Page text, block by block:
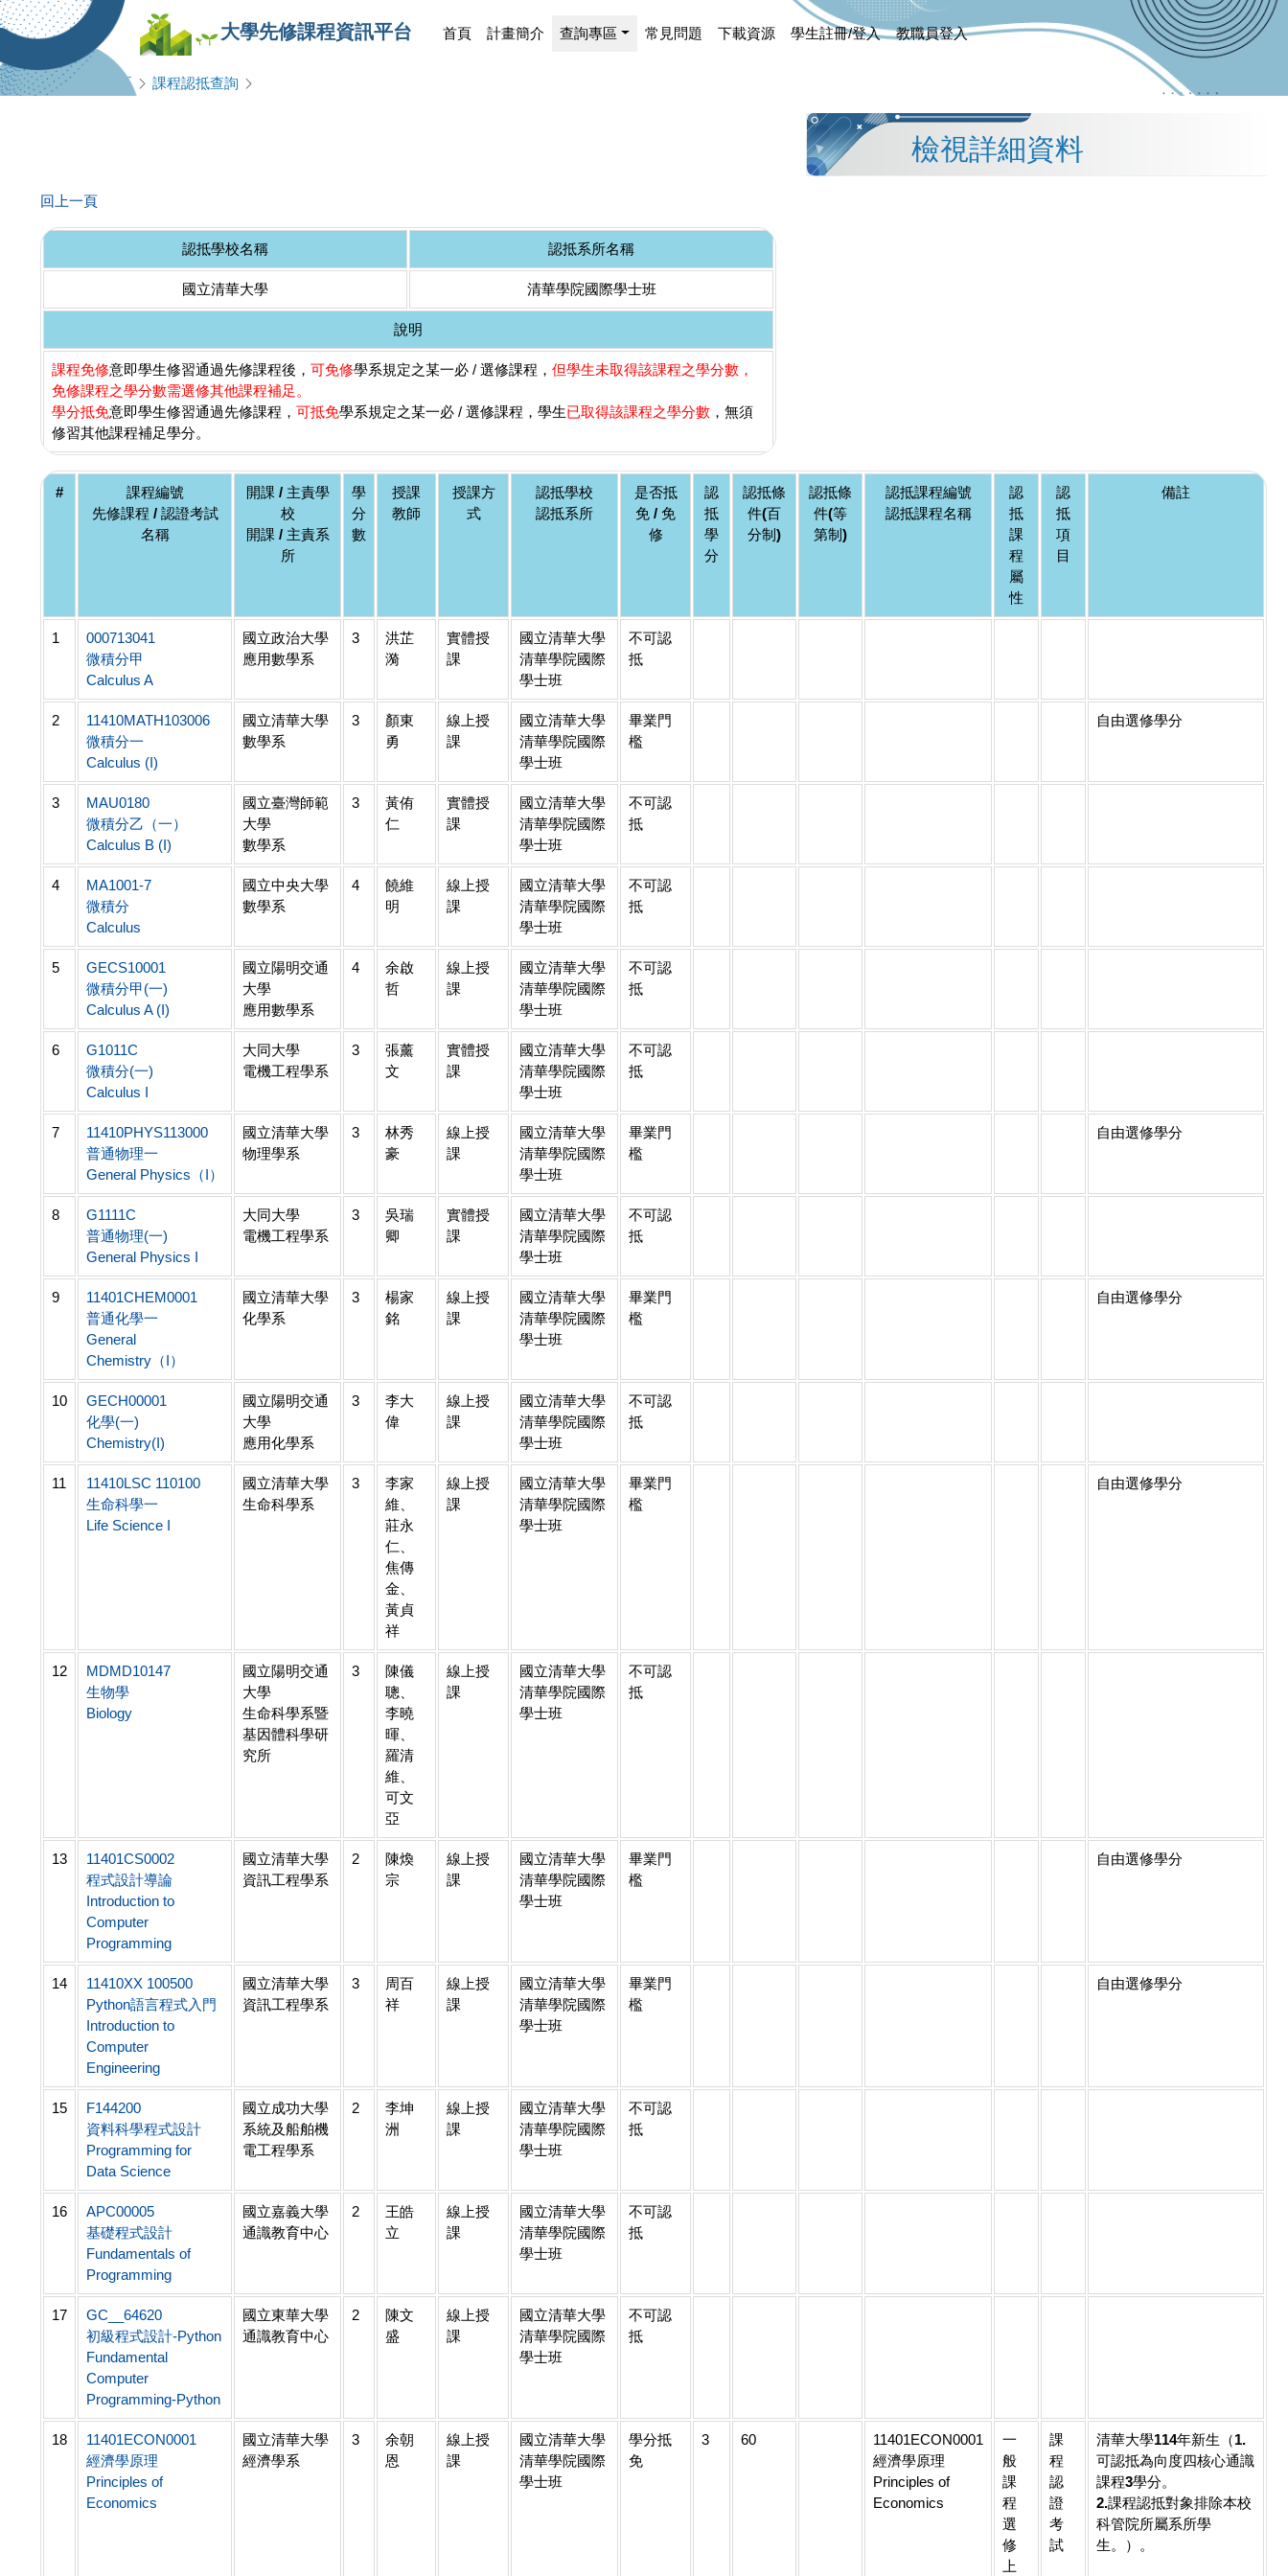
大學先修課程資訊平台 首頁 計畫簡介 查詢專區 常見問題 下載資源 學生註冊/登入 教職員登入
查詢專區 課程認抵查詢
檢視詳細資料
回上一頁
認抵學校名稱 認抵系所名稱
國立清華大學 清華學院國際學士班
說明
課程免修意即學生修習通過先修課程後， 可免修學系規定之某一必 / 選修課程， 但學生未取得該課程之學分數，
免修課程之學分數需選修其他課程補足。
學分抵免意即學生修習通過先修課程， 可抵免學系規定之某一必 / 選修課程，學生已取得該課程之學分數 ，無須
修習其他課程補足學分。
#
課程編號
先修課程 / 認證考試
名稱
開課 / 主責學
校
開課 / 主責系
所
學
分
數
授課
教師
授課方
式
認抵學校
認抵系所
是否抵
免 / 免
修
認
抵
學
分
認抵條
件(百
分制)
認抵條
件(等
第制)
認抵課程編號
認抵課程名稱
認
抵
課
程
屬
性
認
抵
項
目
備註
1
000713041
微積分甲
Calculus A
國立政治大學
應用數學系
3
洪芷
漪
實體授
課
國立清華大學
清華學院國際
學士班
不可認
抵
2
11410MATH103006
微積分一
Calculus (I)
國立清華大學
數學系
3
顏東
勇
線上授
課
國立清華大學
清華學院國際
學士班
畢業門
檻
自由選修學分
3
MAU0180
微積分乙（一）
Calculus B (I)
國立臺灣師範
大學
數學系
3
黃侑
仁
實體授
課
國立清華大學
清華學院國際
學士班
不可認
抵
4
MA1001-7
微積分
Calculus
國立中央大學
數學系
4
饒維
明
線上授
課
國立清華大學
清華學院國際
學士班
不可認
抵
5
GECS10001
微積分甲(一)
Calculus A (I)
國立陽明交通
大學
應用數學系
4
余啟
哲
線上授
課
國立清華大學
清華學院國際
學士班
不可認
抵
6
G1011C
微積分(一)
Calculus I
大同大學
電機工程學系
3
張薰
文
實體授
課
國立清華大學
清華學院國際
學士班
不可認
抵
7
11410PHYS113000
普通物理一
General Physics（I）
國立清華大學
物理學系
3
林秀
豪
線上授
課
國立清華大學
清華學院國際
學士班
畢業門
檻
自由選修學分
8
G1111C
普通物理(一)
General Physics I
大同大學
電機工程學系
3
吳瑞
卿
實體授
課
國立清華大學
清華學院國際
學士班
不可認
抵
9
11401CHEM0001
普通化學一
General
Chemistry（I）
國立清華大學
化學系
3
楊家
銘
線上授
課
國立清華大學
清華學院國際
學士班
畢業門
檻
自由選修學分
10
GECH00001
化學(一)
Chemistry(I)
國立陽明交通
大學
應用化學系
3
李大
偉
線上授
課
國立清華大學
清華學院國際
學士班
不可認
抵
11
11410LSC 110100
生命科學一
Life Science I
國立清華大學
生命科學系
3
李家
維、
莊永
仁、
焦傳
金、
黃貞
祥
線上授
課
國立清華大學
清華學院國際
學士班
畢業門
檻
自由選修學分
12
MDMD10147
生物學
Biology
國立陽明交通
大學
生命科學系暨
基因體科學研
究所
3
陳儀
聰、
李曉
暉、
羅清
維、
可文
亞
線上授
課
國立清華大學
清華學院國際
學士班
不可認
抵
13
11401CS0002
程式設計導論
Introduction to
Computer
Programming
國立清華大學
資訊工程學系
2
陳煥
宗
線上授
課
國立清華大學
清華學院國際
學士班
畢業門
檻
自由選修學分
14
11410XX 100500
Python語言程式入門
Introduction to
Computer
Engineering
國立清華大學
資訊工程學系
3
周百
祥
線上授
課
國立清華大學
清華學院國際
學士班
畢業門
檻
自由選修學分
15
F144200
資料科學程式設計
Programming for
Data Science
國立成功大學
系統及船舶機
電工程學系
2
李坤
洲
線上授
課
國立清華大學
清華學院國際
學士班
不可認
抵
16
APC00005
基礎程式設計
Fundamentals of
Programming
國立嘉義大學
通識教育中心
2
王皓
立
線上授
課
國立清華大學
清華學院國際
學士班
不可認
抵
17
GC__64620
初級程式設計-Python
Fundamental
Computer
Programming-Python
國立東華大學
通識教育中心
2
陳文
盛
線上授
課
國立清華大學
清華學院國際
學士班
不可認
抵
18
11401ECON0001
經濟學原理
Principles of
Economics
國立清華大學
經濟學系
3
余朝
恩
線上授
課
國立清華大學
清華學院國際
學士班
學分抵
免
3 60
11401ECON0001
經濟學原理
Principles of
Economics
一
般
課
程
選
修
上
課
程
認
證
考
試
清華大學114年新生（1.
可認抵為向度四核心通識
課程3學分。
2.課程認抵對象排除本校
科管院所屬系所學
生。
）。